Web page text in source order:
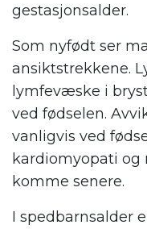
gestasjonsalder.
Som nyfødt ser
ansiktstrekkene.
lymfevæske i
ved fødselen.
vanligvis ved
kardiomyopati og
komme senere.
I spedbarnsalder